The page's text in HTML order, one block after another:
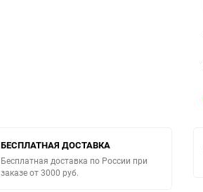
БЕСПЛАТНАЯ ДОСТАВКА
Бесплатная доставка по России при
заказе от 3000 руб.